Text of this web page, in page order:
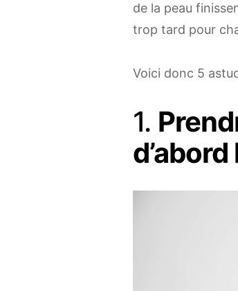
de la peau
trop tard pour
Voici donc 5
1.